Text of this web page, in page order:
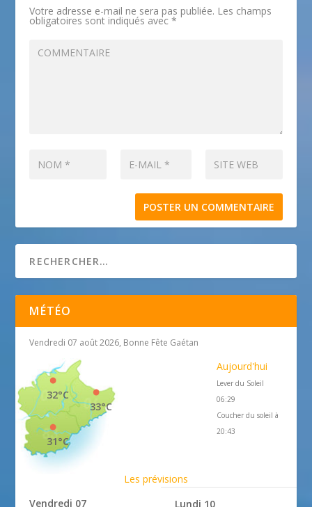
Votre adresse e-mail ne sera pas publiée. Les champs
obligatoires sont indiqués avec*
MÉTÉO
Vendredi 07 août 2026, Bonne Fête Gaétan
33°C
32°C
31°C
Aujourd'hui
Lever du Soleil
06:29
Coucher du soleil à
20:43
Les prévisions
Vendredi 07
Lundi 10